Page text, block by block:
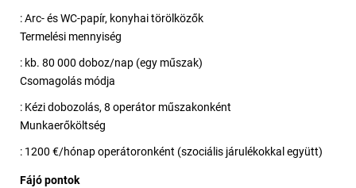
: Arc- és WC-papír, konyhai törölközők
Termelési mennyiség
: kb. 80 000 doboz/nap (egy műszak)
Csomagolás módja
: Kézi dobozolás, 8 operátor műszakonként
Munkaerőköltség
: 1200 €/hónap operátoronként (szociális járulékokkal együtt)
Fájó pontok